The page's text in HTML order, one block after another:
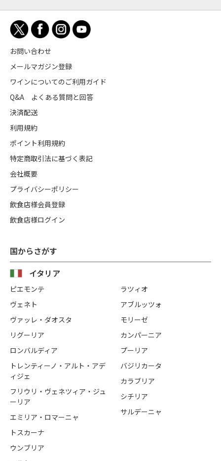
国からさがす
イタリア
ピエモンテ
ヴェネト
ヴァッレ・ダオスタ
リグーリア
ロンバルディア
トレンティーノ・アルト・アデ
ィジェ
フリウリ・ヴェネツィア・ジュ
ーリア
エミリア・ロマーニャ
トスカーナ
ウンブリア
ラツィオ
アブルッツォ
モリーゼ
カンパーニア
プーリア
バジリカータ
カラブリア
シチリア
サルデーニャ
お問い合わせ
メールマガジン登録
ワインについてのご利用ガイド
Q&A よくある質問と回答
決済配送
利用規約
ポイント利用規約
特定商取引法に基づく表記
会社概要
プライバシーポリシー
飲食店様会員登録
飲食店様ログイン